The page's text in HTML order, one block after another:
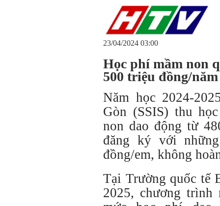
23/04/2024 03:00
Học phí mầm non
500 triệu đồng/năm
Năm học 2024-
Gòn (SSIS) thu
non dao động từ
đăng ký với
đồng/em, không
Tại Trường quốc tế
2025, chương trình